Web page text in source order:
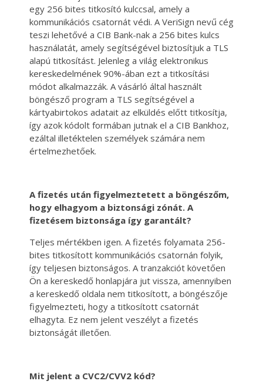
egy 256 bites titkosító kulccsal, amely a
kommunikációs csatornát védi. A VeriSign nevű cég
teszi lehetővé a CIB Bank-nak a 256 bites kulcs
használatát, amely segítségével biztosítjuk a TLS
alapú titkosítást. Jelenleg a világ elektronikus
kereskedelmének 90%-ában ezt a titkosítási
módot alkalmazzák. A vásárló által használt
böngésző program a TLS segítségével a
kártyabirtokos adatait az elküldés előtt titkosítja,
így azok kódolt formában jutnak el a CIB Bankhoz,
ezáltal illetéktelen személyek számára nem
értelmezhetőek.
A fizetés után figyelmeztetett a böngészőm,
hogy elhagyom a biztonsági zónát. A
fizetésem biztonsága így garantált?
Teljes mértékben igen. A fizetés folyamata 256-
bites titkosított kommunikációs csatornán folyik,
így teljesen biztonságos. A tranzakciót követően
Ön a kereskedő honlapjára jut vissza, amennyiben
a kereskedő oldala nem titkosított, a böngészője
figyelmezteti, hogy a titkosított csatornát
elhagyta. Ez nem jelent veszélyt a fizetés
biztonságát illetően.
Mit jelent a CVC2/CVV2 kód?